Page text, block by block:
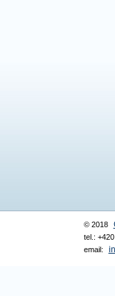
© 2018
tel.:
email: